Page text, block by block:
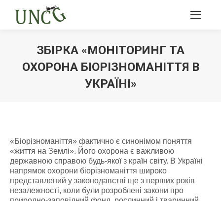
ЗБІРКА «МОНІТОРИНГ ТА
ОХОРОНА БІОРІЗНОМАНІТТЯ В
УКРАЇНІ»
«Біорізноманіття» фактично є синонімом поняття
«життя на Землі». Його охорона є важливою
державною справою будь-якої з країн світу. В Україні
напрямок охорони біорізноманіття широко
представлений у законодавстві ще з перших років
незалежності, коли були розроблені закони про